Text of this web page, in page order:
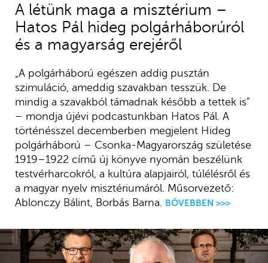
A létünk maga a misztérium –
Hatos Pál hideg polgárháborúról
és a magyarság erejéről
„A polgárháború egészen addig pusztán
szimuláció, ameddig szavakban tesszük. De
mindig a szavakból támadnak később a tettek is”
– mondja újévi podcastunkban Hatos Pál. A
történésszel decemberben megjelent Hideg
polgárháború – Csonka-Magyarország születése
1919–1922 című új könyve nyomán beszélünk
testvérharcokról, a kultúra alapjairól, túlélésről és
a magyar nyelv misztériumáról. Műsorvezető:
Ablonczy Bálint, Borbás Barna. BŐVEBBEN >>>